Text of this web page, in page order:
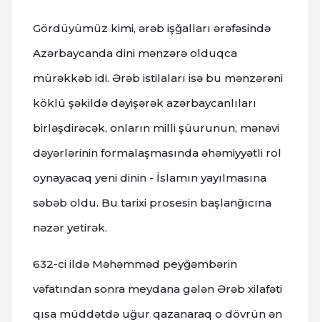
Gördüyümüz kimi, ərəb işğalları ərəfəsində
Azərbaycanda dini mənzərə olduqca
mürəkkəb idi. Ərəb istilaları isə bu mənzərəni
köklü şəkildə dəyişərək azərbaycanlıları
birləşdirəcək, onların milli şüurunun, mənəvi
dəyərlərinin formalaşmasında əhəmiyyətli rol
oynayacaq yeni dinin - İslamın yayılmasına
səbəb oldu. Bu tarixi prosesin başlanğıcına
nəzər yetirək.
632-ci ildə Məhəmməd peyğəmbərin
vəfatından sonra meydana gələn Ərəb xilafəti
qısa müddətdə uğur qazanaraq o dövrün ən